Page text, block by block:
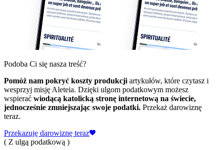
Podoba Ci się nasza treść?
Pomóż nam pokryć koszty produkcji artykułów, które czytasz i
wesprzyj misję Aleteia. Dzięki ulgom podatkowym możesz
wspierać wiodącą katolicką stronę internetową na świecie,
jednocześnie zmniejszając swoje podatki. Przekaż darowiznę
teraz.
Przekazuję darowiznę teraz
( Z ulgą podatkową )